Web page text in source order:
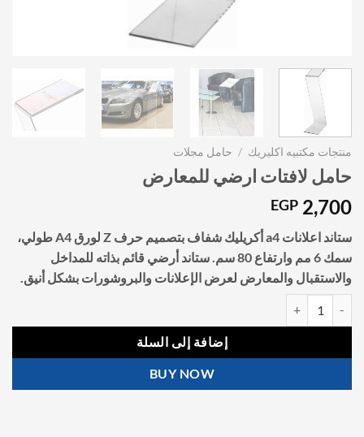
منتجات مكتبيه اكليريك / حامل مجلات
حامل لافتات ارضي للمعارض
EGP 2,700
ستاند اعلانات a4 أكريليك شفاف بتصميم حرف Z لورق A4 طولي،
سمك 6 مم وارتفاع 80 سم. ستاند أرضي قائم بذاته للمداخل
والاستقبال والمعارض لعرض الإعلانات والبروشورات بشكل أنيق.
إضافة إلى السلة
BUY NOW